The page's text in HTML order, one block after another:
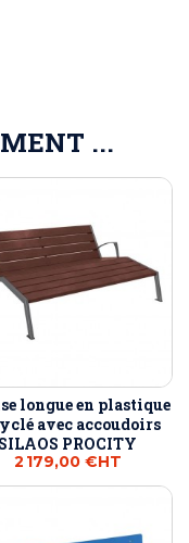
...
longue en plastique
avec accoudoirs
SILAOS PROCITY
2 179,00 €HT